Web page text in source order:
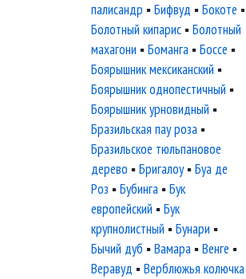
палисандр ▪Бифвуд ▪Бокоте ▪
Болотный кипарис ▪Болотный
махагони ▪Боманга ▪Боссе ▪
Боярышник мексиканский ▪
Боярышник однопестичный ▪
Боярышник урновидный ▪
Бразильская пау роза ▪
Бразильское тюльпановое
дерево ▪Бригалоу▪Буа де
Роз ▪Бубинга ▪Бук
европейский ▪Бук
крупнолистный ▪Бунари ▪
Бычий дуб ▪Вамара ▪Венге ▪
Веравуд ▪Верблюжья колючка